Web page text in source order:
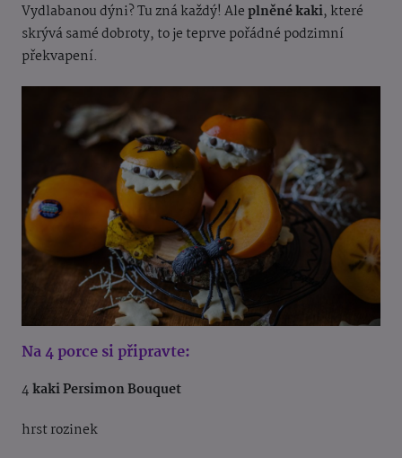
Vydlabanou dýni? Tu zná každý! Ale plněné kaki, které
skrývá samé dobroty, to je teprve pořádné podzimní
překvapení.
Na 4 porce si připravte:
4kaki Persimon Bouquet
hrst rozinek